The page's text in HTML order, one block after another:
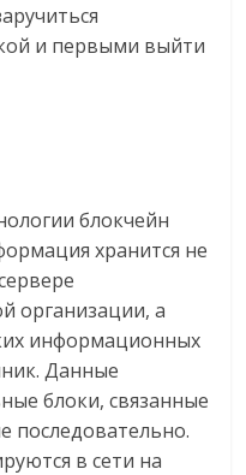
и первыми выйти
блокчейн
хранится не
организации, а
информационных
Данные
блоки, связанные
последовательно.
в сети на